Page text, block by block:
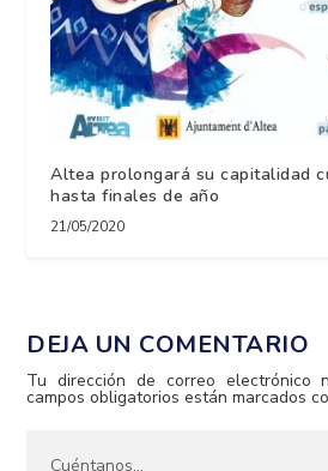
Altea prolongará su capitalidad
hasta finales de año
21/05/2020
DEJA UN COMENTARIO
Tu dirección de correo electrónico
campos obligatorios están marcados